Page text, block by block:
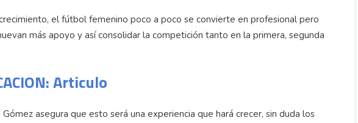
el fútbol femenino poco a poco se convierte en profesional pero
más apoyo y así consolidar la competición tanto en la primera, segunda
Articulo
asegura que esto será una experiencia que hará crecer, sin duda los